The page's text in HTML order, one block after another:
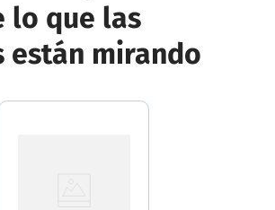
lo que las
están mirando